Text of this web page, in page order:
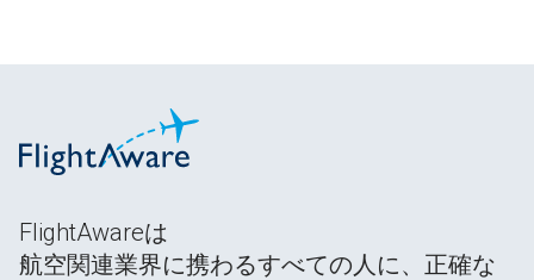
FlightAwareは
航空関連業界に携わるすべての人に、正確な